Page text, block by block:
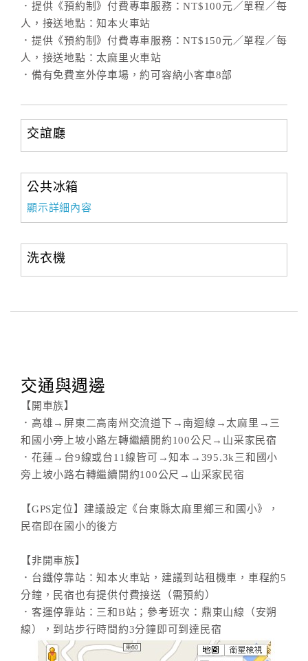
．提供《預約制》付費專車服務：NT$100元／單程／每
人，接送地點：知本火車站
．提供《預約制》付費專車服務：NT$150元／單程／每
人，接送地點：太麻里火車站
．備有免費室外停車場，約可容納小客車8部
交誼廳
公共冰箱
顯示詳細內容
洗衣機
交通與週邊
【開車族】
．高雄→屏東二高南州交流道下→南迴線→太麻里→三
和國小旁上坡小路左轉繼續開約100公尺→山采家民宿
．花蓮→台9線或台11線皆可→知本→395.3k三和國小
旁上坡小路右轉繼續開約100公尺→山采家民宿
【GPS定位】建議設定《台東縣太麻里鄉三和國小》，
民宿即在國小的後方
【非開車族】
．台鐵停靠站：知本火車站，建議到站租機車，車程約5
分鐘，民宿也有提供付費接送（需預約）
．客運停靠站：三和B站；參考班次：鼎東山線（安朔
線），到站步行時間約3分鐘即可到達民宿